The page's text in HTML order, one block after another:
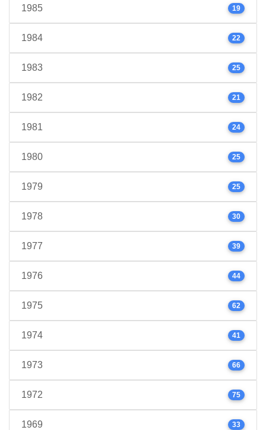
1985 19
1984 22
1983 25
1982 21
1981 24
1980 25
1979 25
1978 30
1977 39
1976 44
1975 62
1974 41
1973 66
1972 75
1969 33